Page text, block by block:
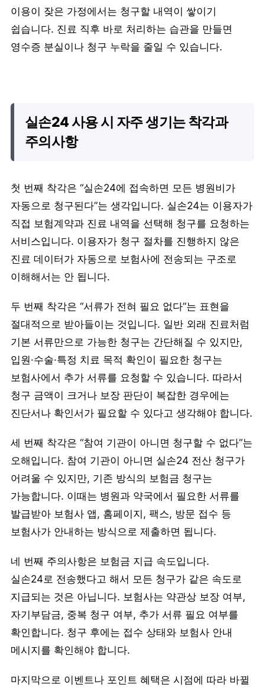
이용이 잦은 가정에서는 청구할 내역이 쌓이기
쉽습니다. 진료 직후 바로 처리하는 습관을 만들면
영수증 분실이나 청구 누락을 줄일 수 있습니다.
실손24 사용 시 자주 생기는 착각과
주의사항
첫 번째 착각은 “실손24에 접속하면 모든 병원비가
자동으로 청구된다”는 생각입니다. 실손24는 이용자가
직접 보험계약과 진료 내역을 선택해 청구를 요청하는
서비스입니다. 이용자가 청구 절차를 진행하지 않은
진료 데이터가 자동으로 보험사에 전송되는 구조로
이해해서는 안 됩니다.
두 번째 착각은 “서류가 전혀 필요 없다”는 표현을
절대적으로 받아들이는 것입니다. 일반 외래 진료처럼
기본 서류만으로 가능한 청구는 간단해질 수 있지만,
입원·수술·특정 치료 목적 확인이 필요한 청구는
보험사에서 추가 서류를 요청할 수 있습니다. 따라서
청구 금액이 크거나 보장 판단이 복잡한 경우에는
진단서나 확인서가 필요할 수 있다고 생각해야 합니다.
세 번째 착각은 “참여 기관이 아니면 청구할 수 없다”는
오해입니다. 참여 기관이 아니면 실손24 전산 청구가
어려울 수 있지만, 기존 방식의 보험금 청구는
가능합니다. 이때는 병원과 약국에서 필요한 서류를
발급받아 보험사 앱, 홈페이지, 팩스, 방문 접수 등
보험사가 안내하는 방식으로 제출하면 됩니다.
네 번째 주의사항은 보험금 지급 속도입니다.
실손24로 전송했다고 해서 모든 청구가 같은 속도로
지급되는 것은 아닙니다. 보험사는 약관상 보장 여부,
자기부담금, 중복 청구 여부, 추가 서류 필요 여부를
확인합니다. 청구 후에는 접수 상태와 보험사 안내
메시지를 확인해야 합니다.
마지막으로 이벤트나 포인트 혜택은 시점에 따라 바뀔